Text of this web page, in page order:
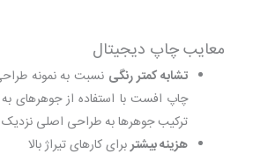
معایب چاپ دیجیتال
تشابه کمتر رنگی نسبت به نمونه
چاپ افست با استفاده از جوهرهای
ترکیب جوهرها به طراحی اصلی
هزینه بیشتربرای کارهای تیراژ بالا